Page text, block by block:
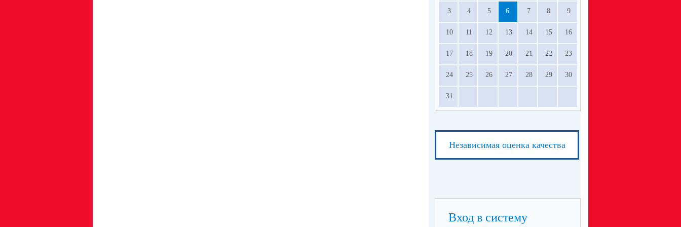
3 4 5 6 7 8 9
10 11 12 13 14 15 16
17 18 19 20 21 22 23
24 25 26 27 28 29 30
31
Независимая оценка качества
Вход в систему